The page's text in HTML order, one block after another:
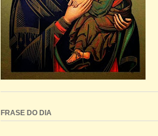
FRASE DO DIA